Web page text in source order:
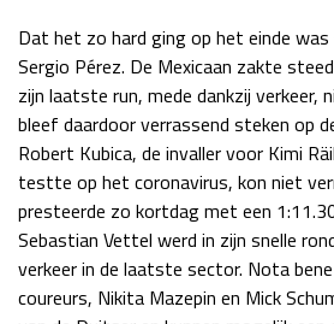
GP QATAR 2026
Kwalificatie
Race
Dat het zo hard ging op het einde
Sergio Pérez. De Mexicaan zakte
zijn laatste run, mede dankzij verkeer,
bleef daardoor verrassend steken op
Robert Kubica, de invaller voor Kimi
testte op het coronavirus, kon niet
presteerde zo kortdag met een
Sebastian Vettel werd in zijn snelle
verkeer in de laatste sector. Nota
coureurs, Nikita Mazepin en Mick